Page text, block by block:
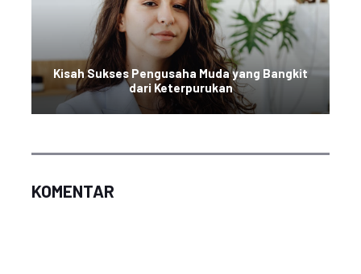
Kisah Sukses Pengusaha Muda yang Bangkit
dari Keterpurukan
KOMENTAR